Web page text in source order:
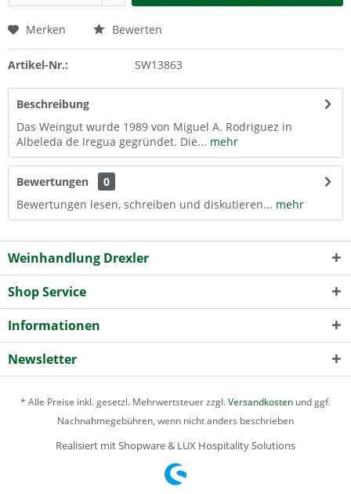
Merken Bewerten
Artikel-Nr.: SW13863
Beschreibung
Das Weingut wurde 1989 von Miguel A. Rodriguez in
Albeleda de Iregua gegründet. Die... mehr
Bewertungen
0
Bewertungen lesen, schreiben und diskutieren... mehr
Weinhandlung Drexler
Shop Service
Informationen
Newsletter
* Alle Preise inkl. gesetzl. Mehrwertsteuer zzgl.Versandkosten und ggf.
Nachnahmegebühren, wenn nicht anders beschrieben
Realisiert mit Shopware & LUX Hospitality Solutions